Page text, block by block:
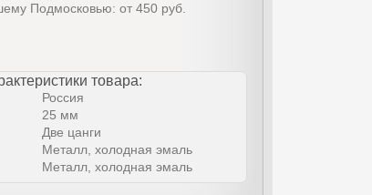
Подмосковью: от 450 руб.
товара:
Россия
25 мм
Две цанги
Металл, холодная эмаль
Металл, холодная эмаль